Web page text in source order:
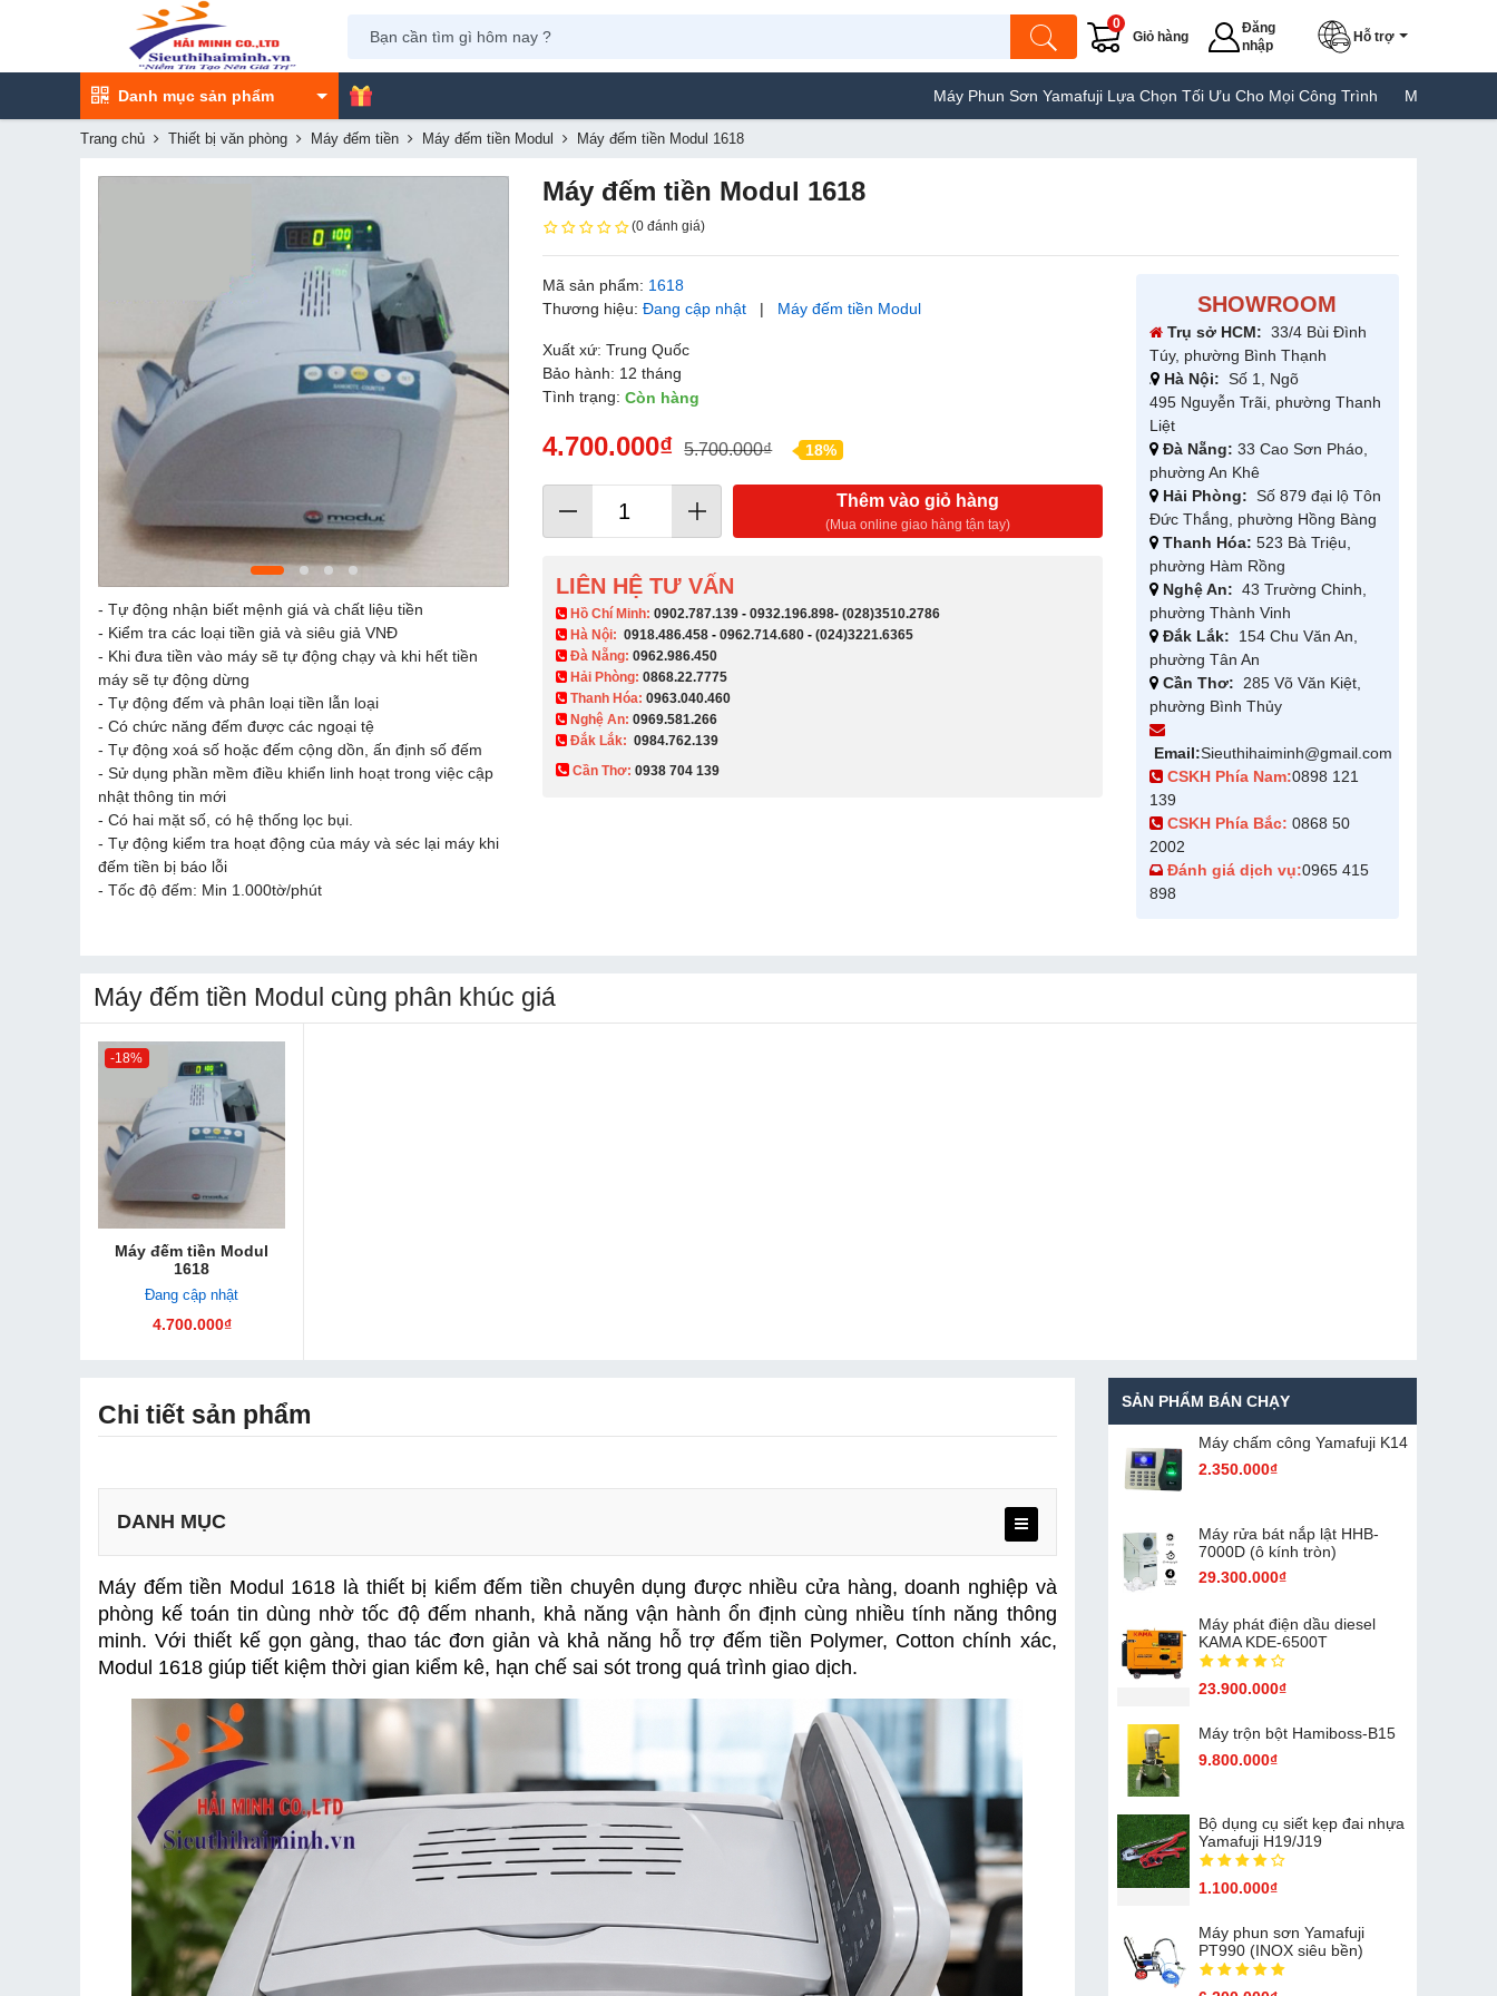
Giỏ hàng
0
Đăng
nhập
Hỗ trợ
Danh mục sản phẩm Máy Phun Sơn Yamafuji Lựa Chọn Tối Ưu Cho Mọi Công Trình Máy Hàn Túi Yamafuji Lựa
Trang chủ Thiết bị văn phòng Máy đếm tiền Máy đếm tiền Modul Máy đếm tiền Modul 1618
- Tự động nhận biết mệnh giá và chất liệu tiền
- Kiểm tra các loại tiền giả và siêu giả VNĐ
- Khi đưa tiền vào máy sẽ tự động chạy và khi hết tiền
máy sẽ tự động dừng
- Tự động đếm và phân loại tiền lẫn loại
- Có chức năng đếm được các ngoại tệ
- Tự động xoá số hoặc đếm cộng dồn, ấn định số đếm
- Sử dụng phần mềm điều khiển linh hoạt trong việc cập
nhật thông tin mới
- Có hai mặt số, có hệ thống lọc bụi.
- Tự động kiểm tra hoạt động của máy và séc lại máy khi
đếm tiền bị báo lỗi
- Tốc độ đếm: Min 1.000tờ/phút
Máy đếm tiền Modul 1618
(0 đánh giá)
Mã sản phẩm: 1618
Thương hiệu:Đang cập nhật | Máy đếm tiền Modul
Xuất xứ: Trung Quốc
Bảo hành: 12 tháng
Tình trạng:Còn hàng
4.700.000₫ 5.700.000₫ 18%
Thêm vào giỏ hàng
(Mua online giao hàng tận tay)
LIÊN HỆ TƯ VẤN
​ Hồ Chí Minh:0902.787.139 -0932.196.898-(028)3510.2786
Hà Nội:0918.486.458 -0962.714.680 -(024)3221.6365
Đà Nẵng:0962.986.450
Hải Phòng:0868.22.7775
Thanh Hóa:0963.040.460
Nghệ An:0969.581.266
Đắk Lắk: 0984.762.139
Cần Thơ:0938 704 139​
SHOWROOM
Trụ sở HCM: 33/4 Bùi Đình
Túy, phường Bình Thạnh
Hà Nội: Số 1, Ngõ
495 Nguyễn Trãi, phường Thanh
Liệt
Đà Nẵng: 33 Cao Sơn Pháo,
phường An Khê
Hải Phòng: Số 879 đại lộ Tôn
Đức Thắng, phường Hồng Bàng
Thanh Hóa: 523 Bà Triệu,
phường Hàm Rồng
Nghệ An: 43 Trường Chinh,
phường Thành Vinh
Đắk Lắk: 154 Chu Văn An,
phường Tân An
Cần Thơ: 285 Võ Văn Kiệt,
phường Bình Thủy
Email:Sieuthihaiminh@gmail.com
CSKH Phía Nam:0898 121
139
CSKH Phía Bắc: 0868 50
2002
Đánh giá dịch vụ:0965 415
898
Máy đếm tiền Modul cùng phân khúc giá
-18%
Máy đếm tiền Modul
1618
Đang cập nhật
4.700.000₫
Chi tiết sản phẩm
DANH MỤC
Máy đếm tiền Modul 1618 là thiết bị kiểm đếm tiền chuyên dụng được nhiều cửa hàng, doanh nghiệp và
phòng kế toán tin dùng nhờ tốc độ đếm nhanh, khả năng vận hành ổn định cùng nhiều tính năng thông
minh. Với thiết kế gọn gàng, thao tác đơn giản và khả năng hỗ trợ đếm tiền Polymer, Cotton chính xác,
Modul 1618 giúp tiết kiệm thời gian kiểm kê, hạn chế sai sót trong quá trình giao dịch.
SẢN PHẨM BÁN CHẠY
Máy chấm cô​ng Yamafuji K14
2.350.000₫
Máy rửa bát nắp lật HHB-
7000D (ô kính tròn)
29.300.000₫
Máy phát điện dầu diesel
KAMA KDE-6500T
23.900.000₫
Máy trộn bột Hamiboss-B15
9.800.000₫
Bộ dụng cụ siết kẹp đai nhựa
Yamafuji H19/J19
1.100.000₫
Máy phun sơn Yamafuji
PT990 (INOX siêu bền)